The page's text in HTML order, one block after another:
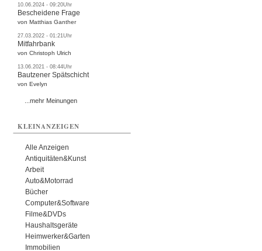
10.06.2024 - 09:20Uhr
Bescheidene Frage
von Matthias Ganther
27.03.2022 - 01:21Uhr
Mitfahrbank
von Christoph Ulrich
13.06.2021 - 08:44Uhr
Bautzener Spätschicht
von Evelyn
...mehr Meinungen
KLEINANZEIGEN
Alle Anzeigen
Antiquitäten&Kunst
Arbeit
Auto&Motorrad
Bücher
Computer&Software
Filme&DVDs
Haushaltsgeräte
Heimwerker&Garten
Immobilien